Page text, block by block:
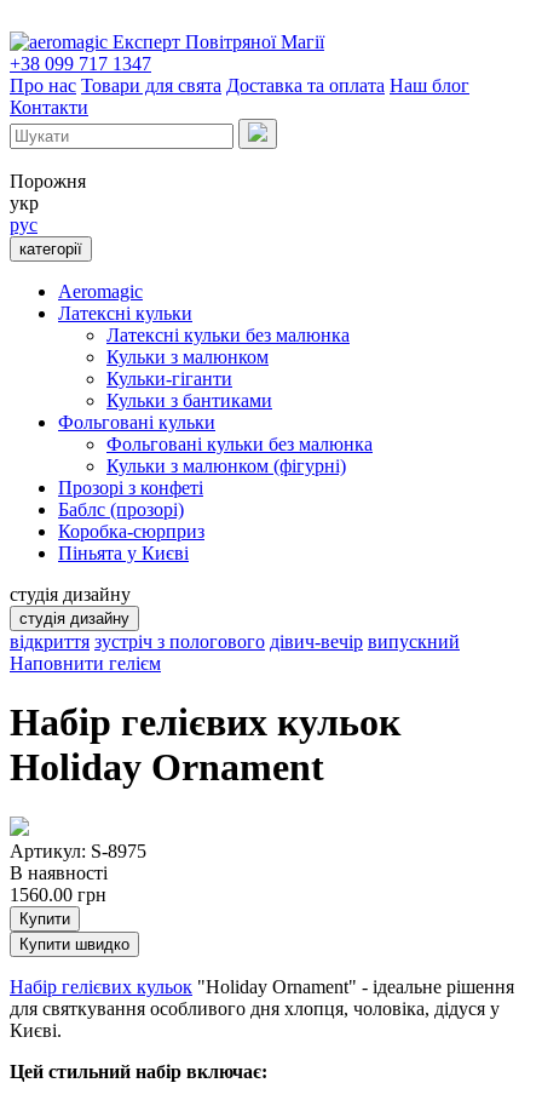
Експерт Повітряної Магії
+38 099 717 1347
Про нас Товари для свята Доставка та оплата Наш блог
Контакти
Порожня
укр
рус
категорії
Aeromagic
Латексні кульки
Латексні кульки без малюнка
Кульки з малюнком
Кульки-гіганти
Кульки з бантиками
Фольговані кульки
Фольговані кульки без малюнка
Кульки з малюнком (фігурні)
Прозорі з конфеті
Баблс (прозорі)
Коробка-сюрприз
Піньята у Києві
студія дизайну
студія дизайну
відкриття зустріч з пологового дівич-вечір випускний
Наповнити гелієм
Набір гелієвих кульок
Holiday Ornament
Артикул: S-8975
В наявності
1560.00 грн
Купити
Купити швидко
Набір гелієвих кульок "Holiday Ornament" - ідеальне рішення
для святкування особливого дня хлопця, чоловіка, дідуся у
Києві.
Цей стильний набір включає: